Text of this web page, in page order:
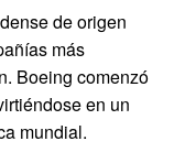
de origen
más
Boeing comenzó
en un
mundial.